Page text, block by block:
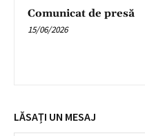
Comunicat de presă
15/06/2026
LĂSAȚI UN MESAJ